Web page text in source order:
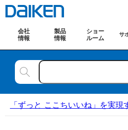
会社
情報
製品
情報
ショー
ルーム
サ
「ずっと ここちいいね」を実